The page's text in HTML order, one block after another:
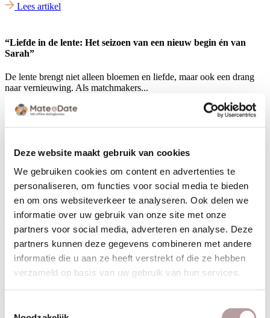
Deze website maakt gebruik van cookies
We gebruiken cookies om content en advertenties te
personaliseren, om functies voor social media te bieden
en om ons websiteverkeer te analyseren. Ook delen we
informatie over uw gebruik van onze site met onze
partners voor social media, adverteren en analyse. Deze
partners kunnen deze gegevens combineren met andere
informatie die u aan ze heeft verstrekt of die ze hebben
verzameld op basis van uw gebruik van hun services.
Lees artikel
“Liefde in de lente: Het seizoen van een nieuw begin én van
Sarah”
De lente brengt niet alleen bloemen en liefde, maar ook een drang
naar vernieuwing. Als matchmakers...
In de wereld van de moderne liefde lijkt het aanbod van online
datingplatforms eindeloos te zijn....
Lees artikel
Alpaca knuffelen op Valentijnsdag
Op Valentijnsdag werden wij benaderd door het AD met de vraag of
wij goede Valentijn tips...
Lees artikel
Online daten? Wij koppelen geliefden op ouderwetse manier.
Online daten? Linda en Corrien koppelen geliefden op de